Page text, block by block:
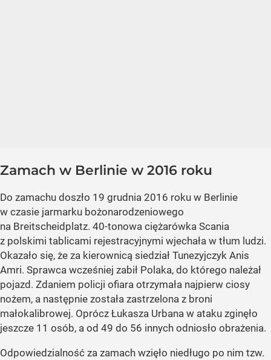
Zamach w Berlinie w 2016 roku
Do zamachu doszło 19 grudnia 2016 roku w Berlinie
w czasie jarmarku bożonarodzeniowego
na Breitscheidplatz. 40-tonowa ciężarówka Scania
z polskimi tablicami rejestracyjnymi wjechała w tłum ludzi.
Okazało się, że za kierownicą siedział Tunezyjczyk Anis
Amri. Sprawca wcześniej zabił Polaka, do którego należał
pojazd. Zdaniem policji ofiara otrzymała najpierw ciosy
nożem, a następnie została zastrzelona z broni
małokalibrowej. Oprócz Łukasza Urbana w ataku zginęło
jeszcze 11 osób, a od 49 do 56 innych odniosło obrażenia.
Odpowiedzialność za zamach wzięło niedługo po nim tzw.